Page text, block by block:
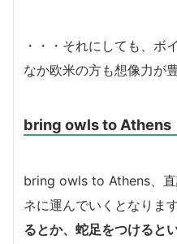
・・・それにしても、ボ
なか欧米の方も想像力が
bring owls to Athens
bring owls to Athens、
ネに運んでいくとなりま
るとか、蛇足をつけると